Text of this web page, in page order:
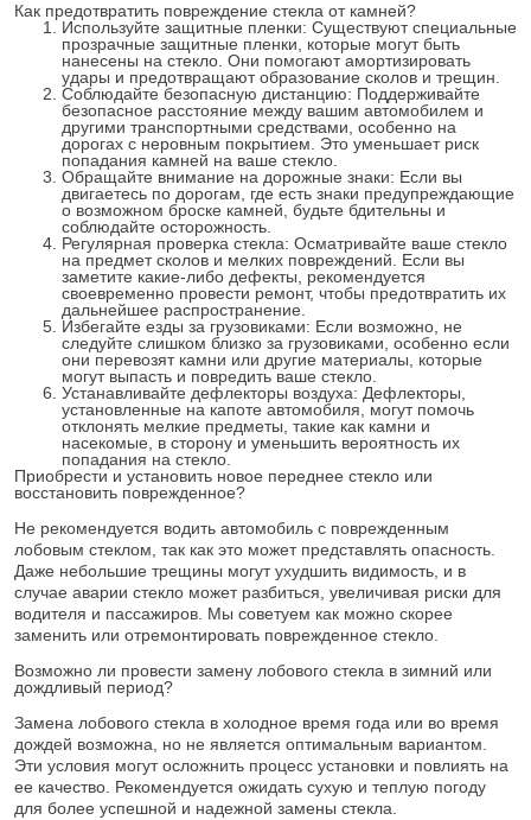
Как предотвратить повреждение стекла от камней?
Используйте защитные пленки: Существуют специальные
прозрачные защитные пленки, которые могут быть
нанесены на стекло. Они помогают амортизировать
удары и предотвращают образование сколов и трещин.
Соблюдайте безопасную дистанцию: Поддерживайте
безопасное расстояние между вашим автомобилем и
другими транспортными средствами, особенно на
дорогах с неровным покрытием. Это уменьшает риск
попадания камней на ваше стекло.
Обращайте внимание на дорожные знаки: Если вы
двигаетесь по дорогам, где есть знаки предупреждающие
о возможном броске камней, будьте бдительны и
соблюдайте осторожность.
Регулярная проверка стекла: Осматривайте ваше стекло
на предмет сколов и мелких повреждений. Если вы
заметите какие-либо дефекты, рекомендуется
своевременно провести ремонт, чтобы предотвратить их
дальнейшее распространение.
Избегайте езды за грузовиками: Если возможно, не
следуйте слишком близко за грузовиками, особенно если
они перевозят камни или другие материалы, которые
могут выпасть и повредить ваше стекло.
Устанавливайте дефлекторы воздуха: Дефлекторы,
установленные на капоте автомобиля, могут помочь
отклонять мелкие предметы, такие как камни и
насекомые, в сторону и уменьшить вероятность их
попадания на стекло.
Приобрести и установить новое переднее стекло или
восстановить поврежденное?
Не рекомендуется водить автомобиль с поврежденным
лобовым стеклом, так как это может представлять опасность.
Даже небольшие трещины могут ухудшить видимость, и в
случае аварии стекло может разбиться, увеличивая риски для
водителя и пассажиров. Мы советуем как можно скорее
заменить или отремонтировать поврежденное стекло.
Возможно ли провести замену лобового стекла в зимний или
дождливый период?
Замена лобового стекла в холодное время года или во время
дождей возможна, но не является оптимальным вариантом.
Эти условия могут осложнить процесс установки и повлиять на
ее качество. Рекомендуется ожидать сухую и теплую погоду
для более успешной и надежной замены стекла.